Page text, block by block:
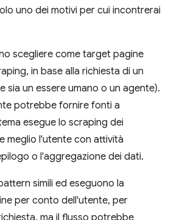
uno dei motivi per cui incontrerai
scegliere come target pagine
in base alla richiesta di un
sia un essere umano o un agente).
potrebbe fornire fonti a
esegue lo scraping dei
meglio l'utente con attività
o l'aggregazione dei dati.
simili ed eseguono la
per conto dell'utente, per
ma il flusso potrebbe